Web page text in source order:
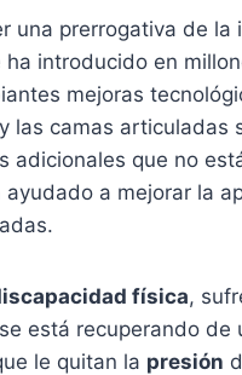
una prerrogativa de
ha introducido en
mejoras
las camas articuladas
adicionales que no
ayudado a mejorar la
física,
está recuperando
le quitan la presión